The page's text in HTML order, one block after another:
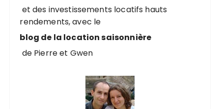
:
et des investissements locatifs hauts
rendements, avec le
blog de la location saisonnière
de Pierre et Gwen